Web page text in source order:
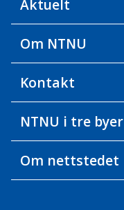
Aktuelt
Om NTNU
Kontakt
NTNU i tre byer
Om nettstedet